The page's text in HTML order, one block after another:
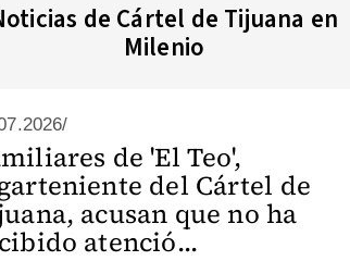
de Cártel de Tijuana en
Milenio
de 'El Teo',
del Cártel de
acusan que no ha
atenció...